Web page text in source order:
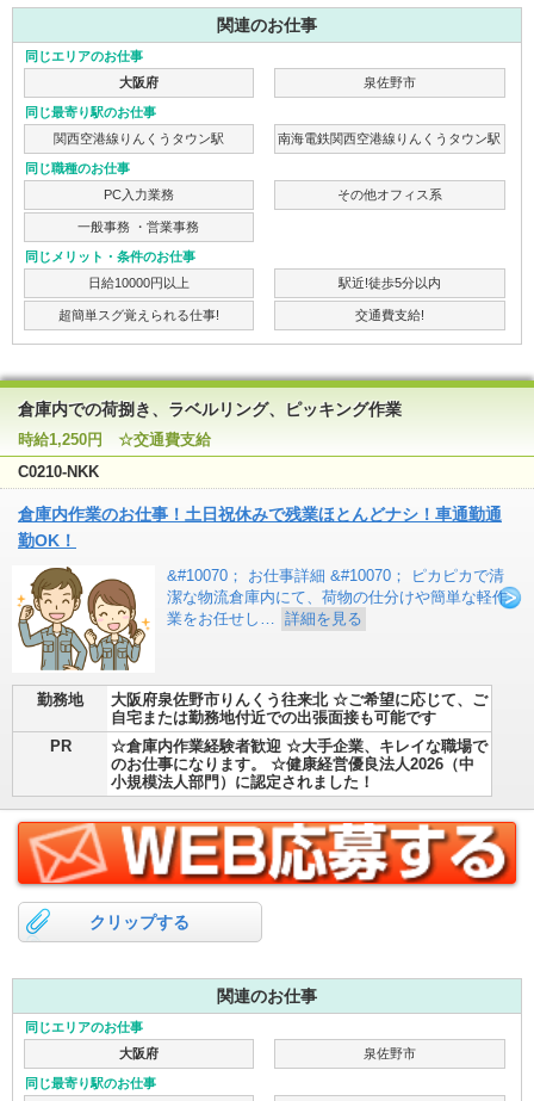
関連のお仕事
同じエリアのお仕事
大阪府
泉佐野市
同じ最寄り駅のお仕事
関西空港線りんくうタウン駅
南海電鉄関西空港線りんくうタウン駅
同じ職種のお仕事
PC入力業務
その他オフィス系
一般事務 ・営業事務
同じメリット・条件のお仕事
日給10000円以上
駅近!徒歩5分以内
超簡単スグ覚えられる仕事! 交通費支給!
倉庫内での荷捌き、ラベルリング、ピッキング作業
時給1,250円 ☆交通費支給
C0210-NKK
倉庫内作業のお仕事！土日祝休みで残業ほとんどナシ！車通勤通
勤OK！
&#10070； お仕事詳細 &#10070； ピカピカで清
潔な物流倉庫内にて、荷物の仕分けや簡単な軽作
業をお任せし…
詳細を見る
勤務地
大阪府泉佐野市りんくう往来北 ☆ご希望に応じて、ご
自宅または勤務地付近での出張面接も可能です
PR
☆倉庫内作業経験者歓迎 ☆大手企業、キレイな職場で
のお仕事になります。 ☆健康経営優良法人2026（中
小規模法人部門）に認定されました！
クリップする
関連のお仕事
同じエリアのお仕事
大阪府
泉佐野市
同じ最寄り駅のお仕事